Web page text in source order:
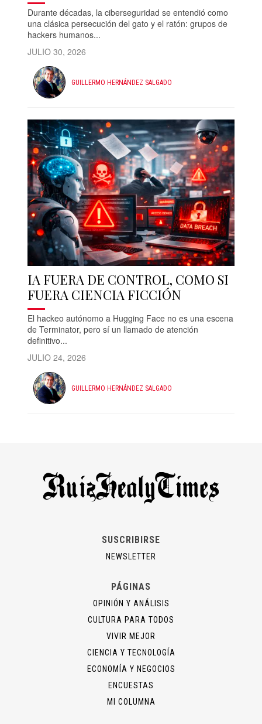
Durante décadas, la ciberseguridad se entendió como
una clásica persecución del gato y el ratón: grupos de
hackers humanos...
JULIO 30, 2026
GUILLERMO HERNÁNDEZ SALGADO
IA FUERA DE CONTROL, COMO SI
FUERA CIENCIA FICCIÓN
El hackeo autónomo a Hugging Face no es una escena
de Terminator, pero sí un llamado de atención
definitivo...
JULIO 24, 2026
GUILLERMO HERNÁNDEZ SALGADO
SUSCRIBIRSE
NEWSLETTER
PÁGINAS
OPINIÓN Y ANÁLISIS
CULTURA PARA TODOS
VIVIR MEJOR
CIENCIA Y TECNOLOGÍA
ECONOMÍA Y NEGOCIOS
ENCUESTAS
MI COLUMNA